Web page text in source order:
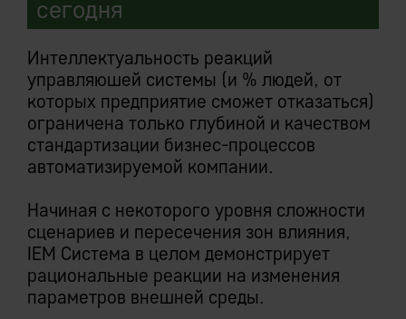
Скорость разработки от 10 раз выше
«Богатый» на словах
функционал, слабо
применимый практически
Несообразная трудоемкость прикладной
разработки в классической ERP — основа
для трепетного отношения к исполинским
«Лучшие случаи» на практике редки.
Провал внедрения случается куда чаще.
Практика показывает, что пределов
затратам не существует (известны
провальные проекты с бюджетами > $1
млрд).
Исключена какая-либо зависимость
эксплуатанта IEM от любых акторов, как
внутренних, так и внешних, включая
производителя системы.
Следует из:
Исключительная всеохватность и
единственность
Автономное исполнение бизнес-процессов
без участия персонала
Достоверность и согласованность данных
24х7х365
сегодня
Интеллектуальность реакций
управляюшей системы (и % людей, от
которых предприятие сможет отказаться)
ограничена только глубиной и качеством
стандартизации бизнес-процессов
автоматизируемой компании.
Начиная с некоторого уровня сложности
сценариев и пересечения зон влияния,
IEM Система в целом демонстрирует
рациональные реакции на изменения
параметров внешней среды.